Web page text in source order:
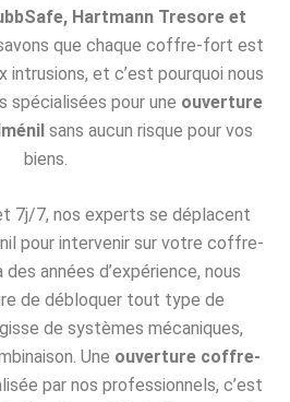
Hartmann Tresore et
savons que chaque coffre-fort est
intrusions, et c’est pourquoi nous
spécialisées pour une ouverture
sans aucun risque pour vos
biens.
7j/7, nos experts se déplacent
pour intervenir sur votre coffre-
années d’expérience, nous
de débloquer tout type de
de systèmes mécaniques,
Une ouverture coffre-
par nos professionnels, c’est